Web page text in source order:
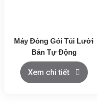
Máy Đóng Gói Túi Lưới
Bán Tự Động
Xem chi tiết